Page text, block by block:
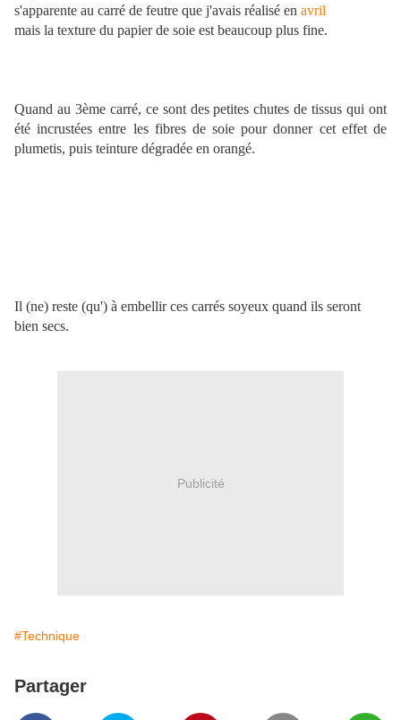
s'apparente au carré de feutre que j'avais réalisé en avril
mais la texture du papier de soie est beaucoup plus fine.
Quand au 3ème carré, ce sont des petites chutes de tissus qui ont
été incrustées entre les fibres de soie pour donner cet effet de
plumetis, puis teinture dégradée en orangé.
Il (ne) reste (qu') à embellir ces carrés soyeux quand ils seront
bien secs.
Publicité
#Technique
Partager